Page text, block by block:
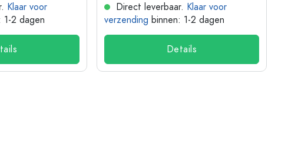
Klaar voor
1-2 dagen
Direct leverbaar. Klaar voor
verzending binnen: 1-2 dagen
Details